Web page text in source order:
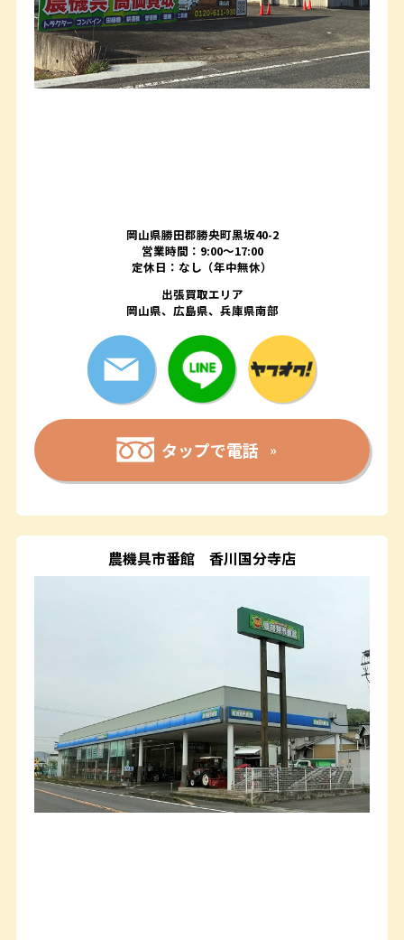
岡山県勝田郡勝央町黒坂40-2
営業時間：9:00～17:00
定休日：なし（年中無休）
出張買取エリア
岡山県、広島県、兵庫県南部
タップで電話
農機具市番館 香川国分寺店